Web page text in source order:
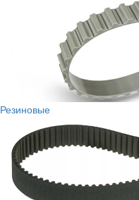
Резиновые